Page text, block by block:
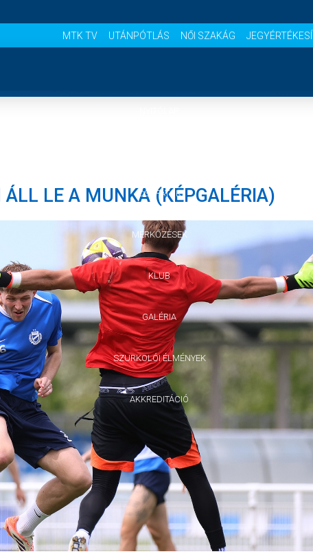
MTK TV UTÁNPÓTLÁS NŐI SZAKÁG
CSAPATOK
MÉRKŐZÉSEK
KLUB
GALÉRIA
SZURKOLÓI ÉLMÉNYEK
AKKREDITÁCIÓ
LE A MUNKA (KÉPGALÉRIA)